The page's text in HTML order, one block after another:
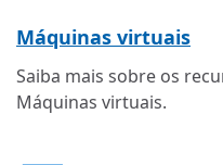
Máquinas virtuais
Saiba mais sobre os
Máquinas virtuais.